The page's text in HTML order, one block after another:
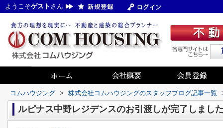
ようこそゲスト さん
コムハウジング > 株式会社コムハウジングのスタッフブログ記事一覧
ルピナス中野レジデンスのお引渡しが完了しまし